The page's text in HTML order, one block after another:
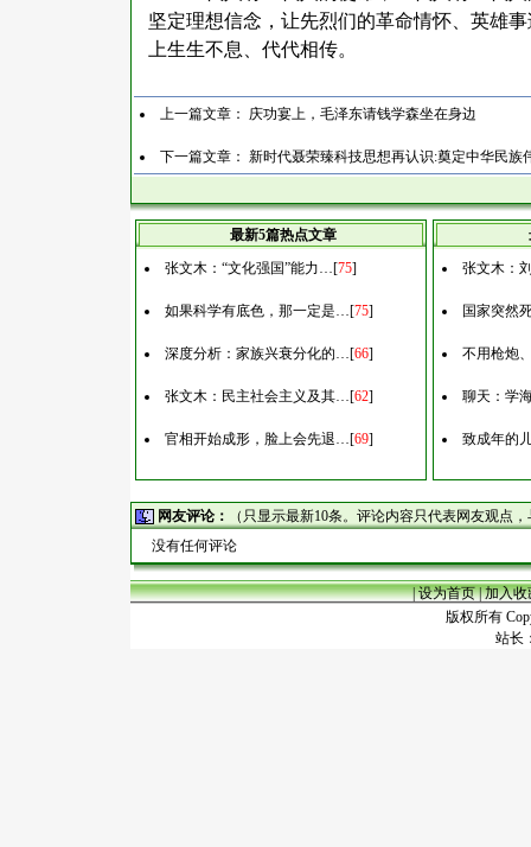
坚定理想信念，让先烈们的革命情怀、英雄
上生生不息、代代相传。
上一篇文章： 庆功宴上，毛泽东请钱学森坐在身边
下一篇文章： 新时代聂荣臻科技思想再认识:奠定中华民族
最新5篇热点文章
张文木：“文化强国”能力…[75]
如果科学有底色，那一定是…[75]
深度分析：家族兴衰分化的…[66]
张文木：民主社会主义及其…[62]
官相开始成形，脸上会先退…[69]
张文木：
国家突然
不用枪炮
聊天：学
致成年的
网友评论：
（只显示最新10条。评论内容只代表网友观点
没有任何评论
|设为首页|加入收
版权所有
站长